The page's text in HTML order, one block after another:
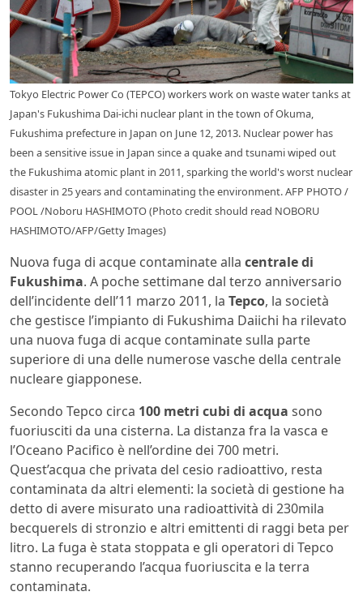
Tokyo Electric Power Co (TEPCO) workers work on waste water tanks at
Japan's Fukushima Dai-ichi nuclear plant in the town of Okuma,
Fukushima prefecture in Japan on June 12, 2013. Nuclear power has
been a sensitive issue in Japan since a quake and tsunami wiped out
the Fukushima atomic plant in 2011, sparking the world's worst nuclear
disaster in 25 years and contaminating the environment. AFP PHOTO /
POOL /Noboru HASHIMOTO (Photo credit should read NOBORU
HASHIMOTO/AFP/Getty Images)
Nuova fuga di acque contaminate alla centrale di
Fukushima. A poche settimane dal terzo anniversario
dell’incidente dell’11 marzo 2011, la Tepco, la società
che gestisce l’impianto di Fukushima Daiichi ha rilevato
una nuova fuga di acque contaminate sulla parte
superiore di una delle numerose vasche della centrale
nucleare giapponese.
Secondo Tepco circa 100 metri cubi di acqua sono
fuoriusciti da una cisterna. La distanza fra la vasca e
l’Oceano Pacifico è nell’ordine dei 700 metri.
Quest’acqua che privata del cesio radioattivo, resta
contaminata da altri elementi: la società di gestione ha
detto di avere misurato una radioattività di 230mila
becquerels di stronzio e altri emittenti di raggi beta per
litro. La fuga è stata stoppata e gli operatori di Tepco
stanno recuperando l’acqua fuoriuscita e la terra
contaminata.